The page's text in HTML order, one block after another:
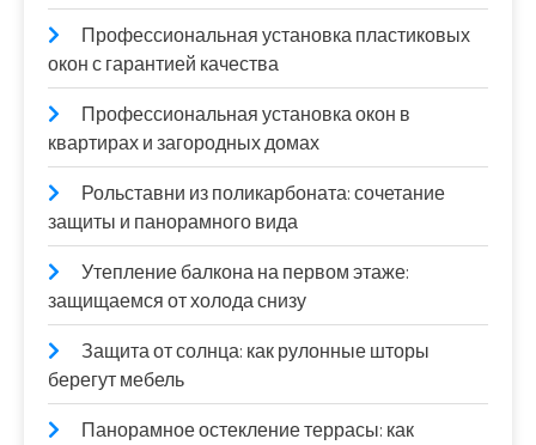
Профессиональная установка пластиковых
окон с гарантией качества
Профессиональная установка окон в
квартирах и загородных домах
Рольставни из поликарбоната: сочетание
защиты и панорамного вида
Утепление балкона на первом этаже:
защищаемся от холода снизу
Защита от солнца: как рулонные шторы
берегут мебель
Панорамное остекление террасы: как